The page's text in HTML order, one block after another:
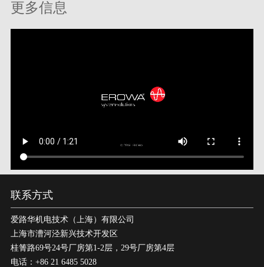
更多信息
联系方式
爱路华机电技术（上海）有限公司
上海市漕河泾新兴技术开发区
桂箐路69号24号厂房第1-2层，29号厂房第4层
电话：+86 21 6485 5028